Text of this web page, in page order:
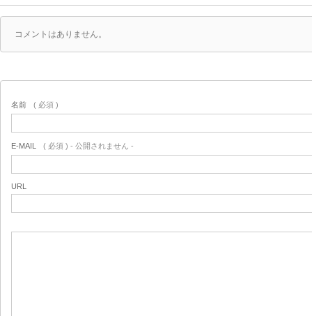
コメントはありません。
名前 ( 必須 )
E-MAIL ( 必須 ) - 公開されません -
URL